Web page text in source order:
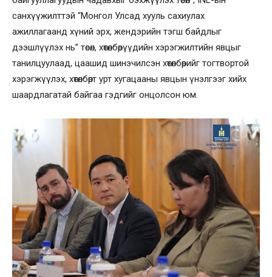
санхүүжилттэй “Монгол Улсад хууль сахиулах
ажиллагаанд хүний эрх, жендэрийн тэгш байдлыг
дээшлүүлэх нь” төсөл, хөтөлбөрүүдийн хэрэгжилтийн явцыг
танилцуулаад, цаашид шинэчилсэн хөтөлбөрийг тогтвортой
хэрэгжүүлэх, хөтөлбөрт урт хугацааны явцын үнэлгээг хийх
шаардлагатай байгаа гэдгийг онцолсон юм.